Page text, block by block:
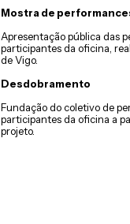
Mostra de
Apresentação pública das
participantes da oficina,
de Vigo.
Desdobramento
Fundação do coletivo de
participantes da oficina a
projeto.